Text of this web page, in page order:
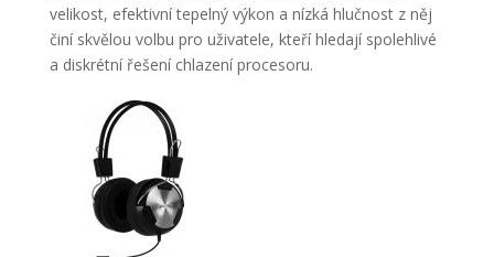
velikost, efektivní tepelný výkon a nízká hlučnost z něj
činí skvělou volbu pro uživatele, kteří hledají spolehlivé
a diskrétní řešení chlazení procesoru.